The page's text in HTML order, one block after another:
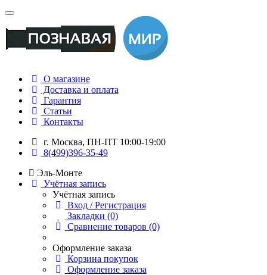
О магазине
Доставка и оплата
Гарантия
Статьи
Контакты
г. Москва, ПН-ПТ 10:00-19:00
8(499)396-35-49
Эль-Монте
Учётная запись
Учётная запись
Вход / Регистрация
Закладки (0)
Сравнение товаров (0)
Оформление заказа
Корзина покупок
Оформление заказа